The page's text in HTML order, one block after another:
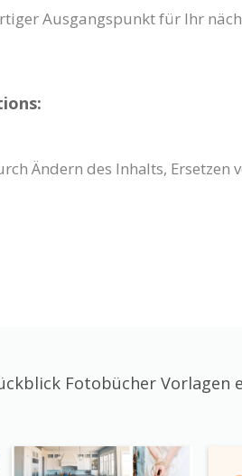
Ausgangspunkt für Ihr
Ändern des Inhalts,
Fotobücher Vorlagen